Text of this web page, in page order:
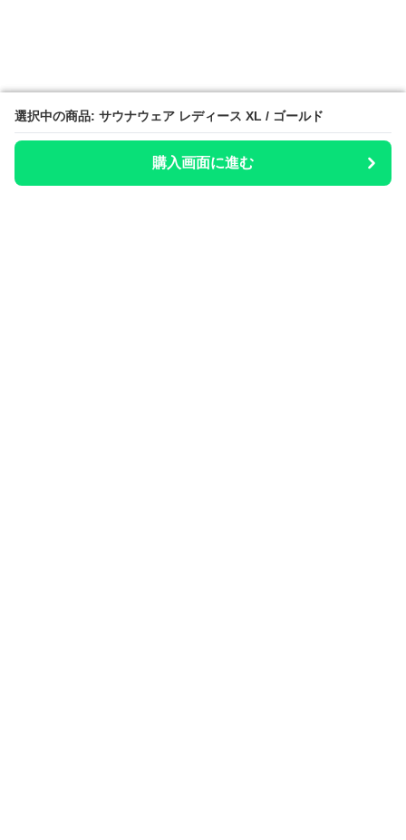
選択中の商品: サウナウェア レディース XL / ゴールド
購入画面に進む
選択中の商品: サウナウェア レディース XL / ゴールド
購入画面に進む